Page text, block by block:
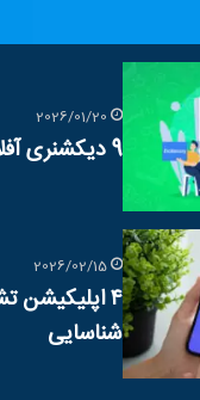
2026/01/20
9 دیکشنری آفلاین انگلیسی و فارسی برای اندروید
2026/02/15
۴ اپلیکیشن
شناسایی